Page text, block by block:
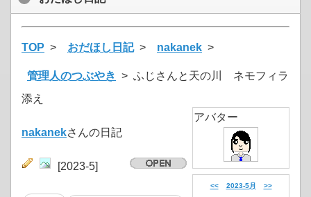
TOP > おだほし日記> nakanek >
管理人のつぶやき > ふじさんと天の川 ネモフィラ
添え
nakanekさんの日記
[2023-5]
アバター
<< 2023-5月 >>